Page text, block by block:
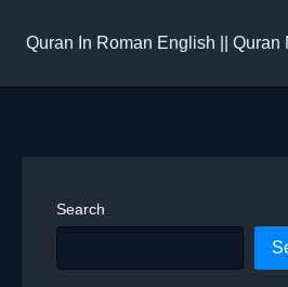
Quran In Roman English || Quran
Search